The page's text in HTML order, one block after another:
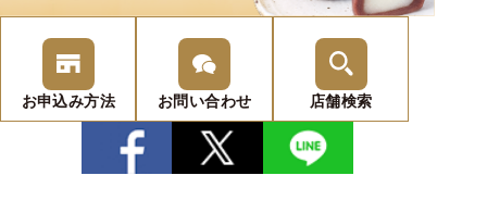
お申込み方法 お問い合わせ 店舗検索